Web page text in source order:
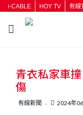
i-CABLE HOY TV 有線
青衣私家車
傷
有線新聞 2024年